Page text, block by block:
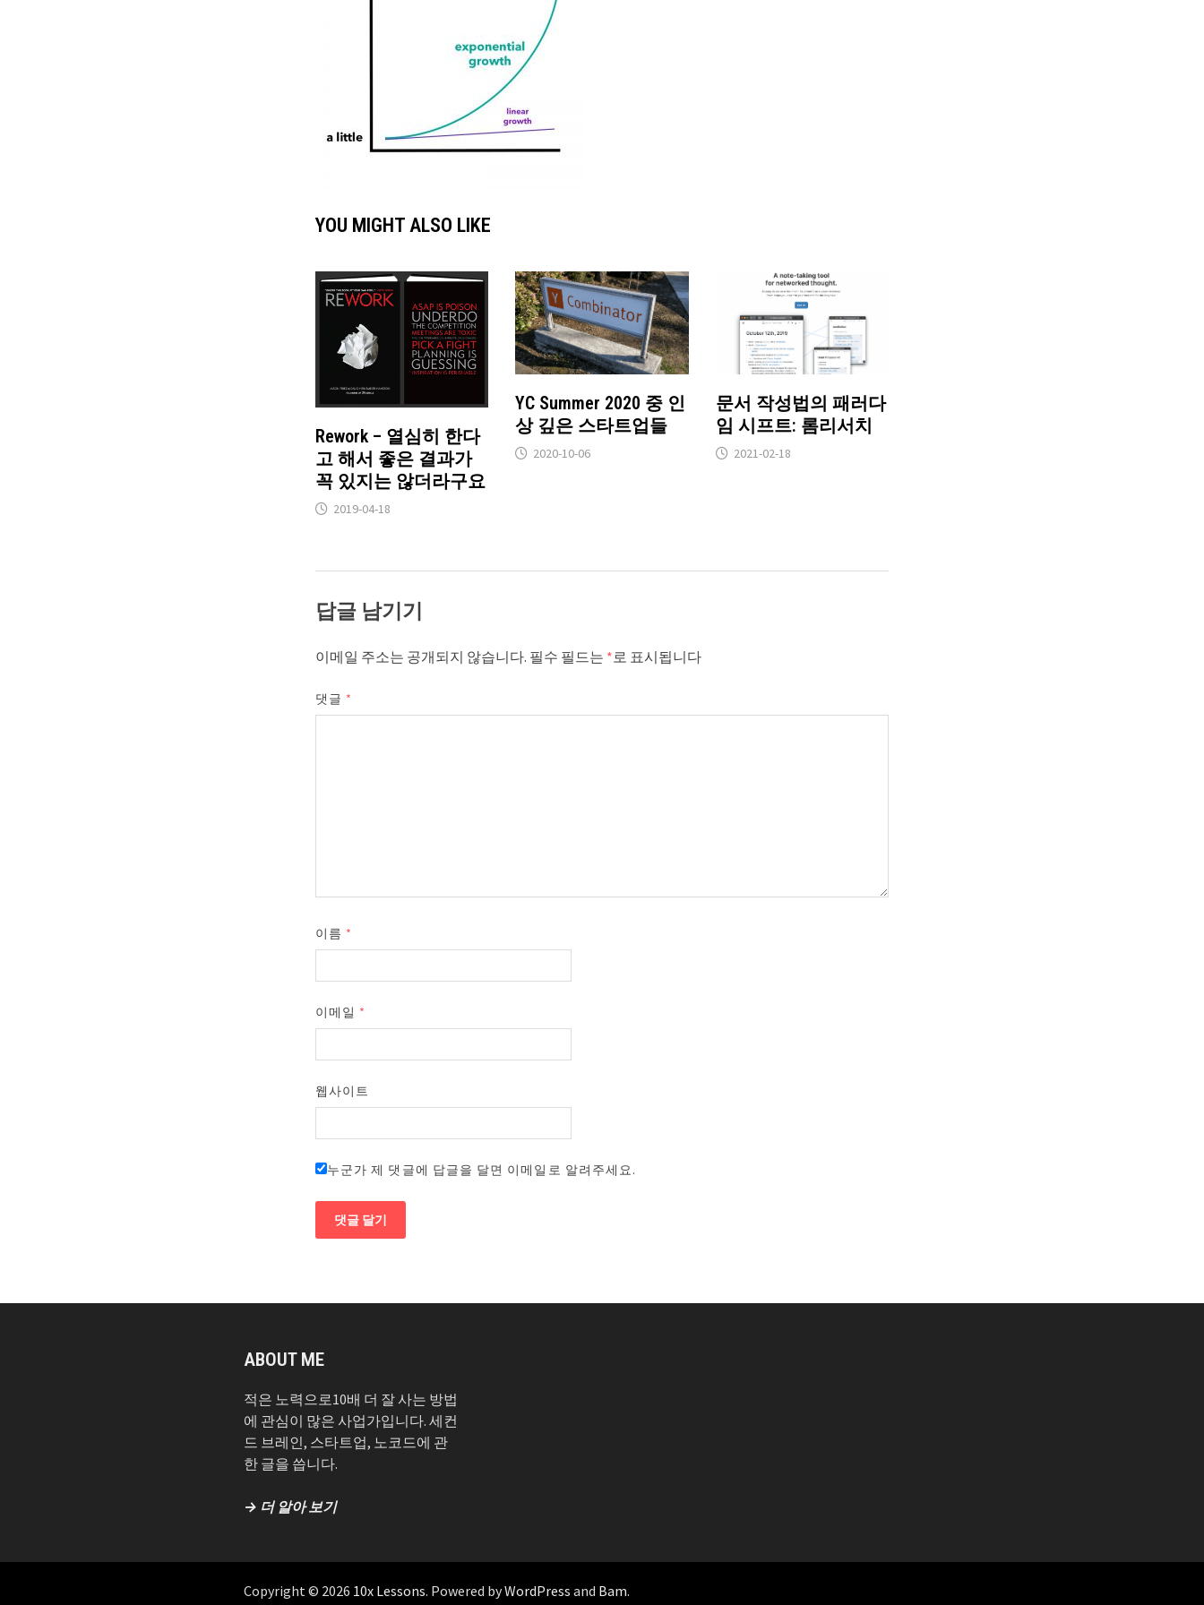
YOU MIGHT ALSO LIKE
Rework – 열심히 한다
고 해서 좋은 결과가
꼭 있지는 않더라구요
2019-04-18
YC Summer 2020 중 인
상 깊은 스타트업들
2020-10-06
문서 작성법의 패러다
임 시프트: 롬리서치
2021-02-18
답글 남기기
이메일 주소는 공개되지 않습니다. 필수 필드는 * 로 표시됩니다
댓글 *
이름 *
이메일 *
웹사이트
누군가 제 댓글에 답글을 달면 이메일로 알려주세요.
ABOUT ME
적은 노력으로10배 더 잘 사는 방법
에 관심이 많은 사업가입니다. 세컨
드 브레인, 스타트업, 노코드에 관
한 글을 씁니다.
→ 더 알아 보기
Copyright © 2026 10x Lessons. Powered byWordPress and Bam.